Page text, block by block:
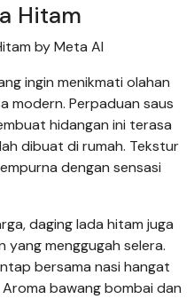
Hitam
by Meta AI
ingin menikmati olahan
modern. Perpaduan saus
hidangan ini terasa
dibuat di rumah. Tekstur
dengan sensasi
daging lada hitam juga
yang menggugah selera.
bersama nasi hangat
bawang bombai dan